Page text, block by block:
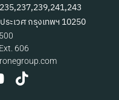
ะเวศ กรุงเทพฯ 10250
606